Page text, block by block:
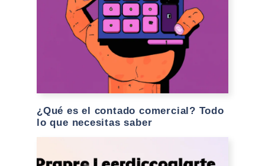
¿Qué es el contado comercial? Todo
lo que necesitas saber